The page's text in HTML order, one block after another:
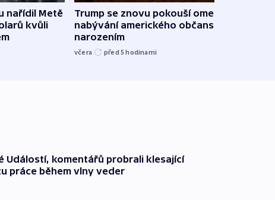
nařídil Metě
kvůli
Trump se znovu pokouší omezit
nabývání amerického občanství
narozením
včera před 5hodinami
Událostí, komentářů probrali klesající
práce během vlny veder